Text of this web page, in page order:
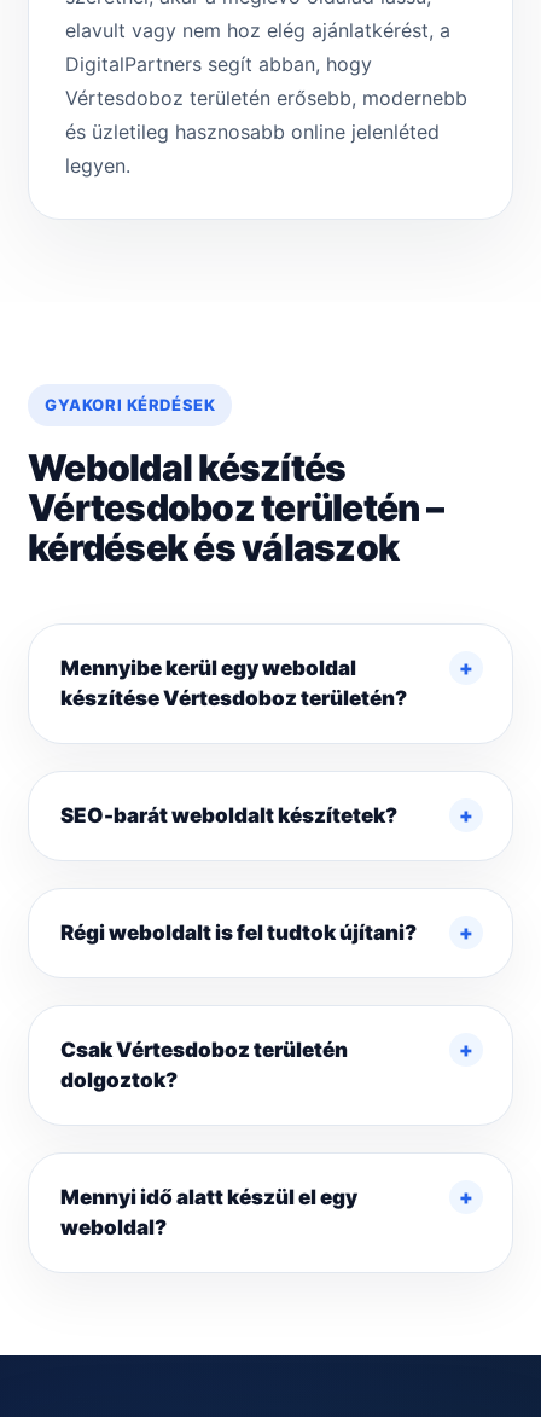
elavult vagy nem hoz elég ajánlatkérést, a
DigitalPartners segít abban, hogy
Vértesdoboz területén erősebb, modernebb
és üzletileg hasznosabb online jelenléted
legyen.
GYAKORI KÉRDÉSEK
Weboldal készítés
Vértesdoboz területén –
kérdések és válaszok
Mennyibe kerül egy weboldal
készítése Vértesdoboz területén?
SEO-barát weboldalt készítetek?
Régi weboldalt is fel tudtok újítani?
Csak Vértesdoboz területén
dolgoztok?
Mennyi idő alatt készül el egy
weboldal?